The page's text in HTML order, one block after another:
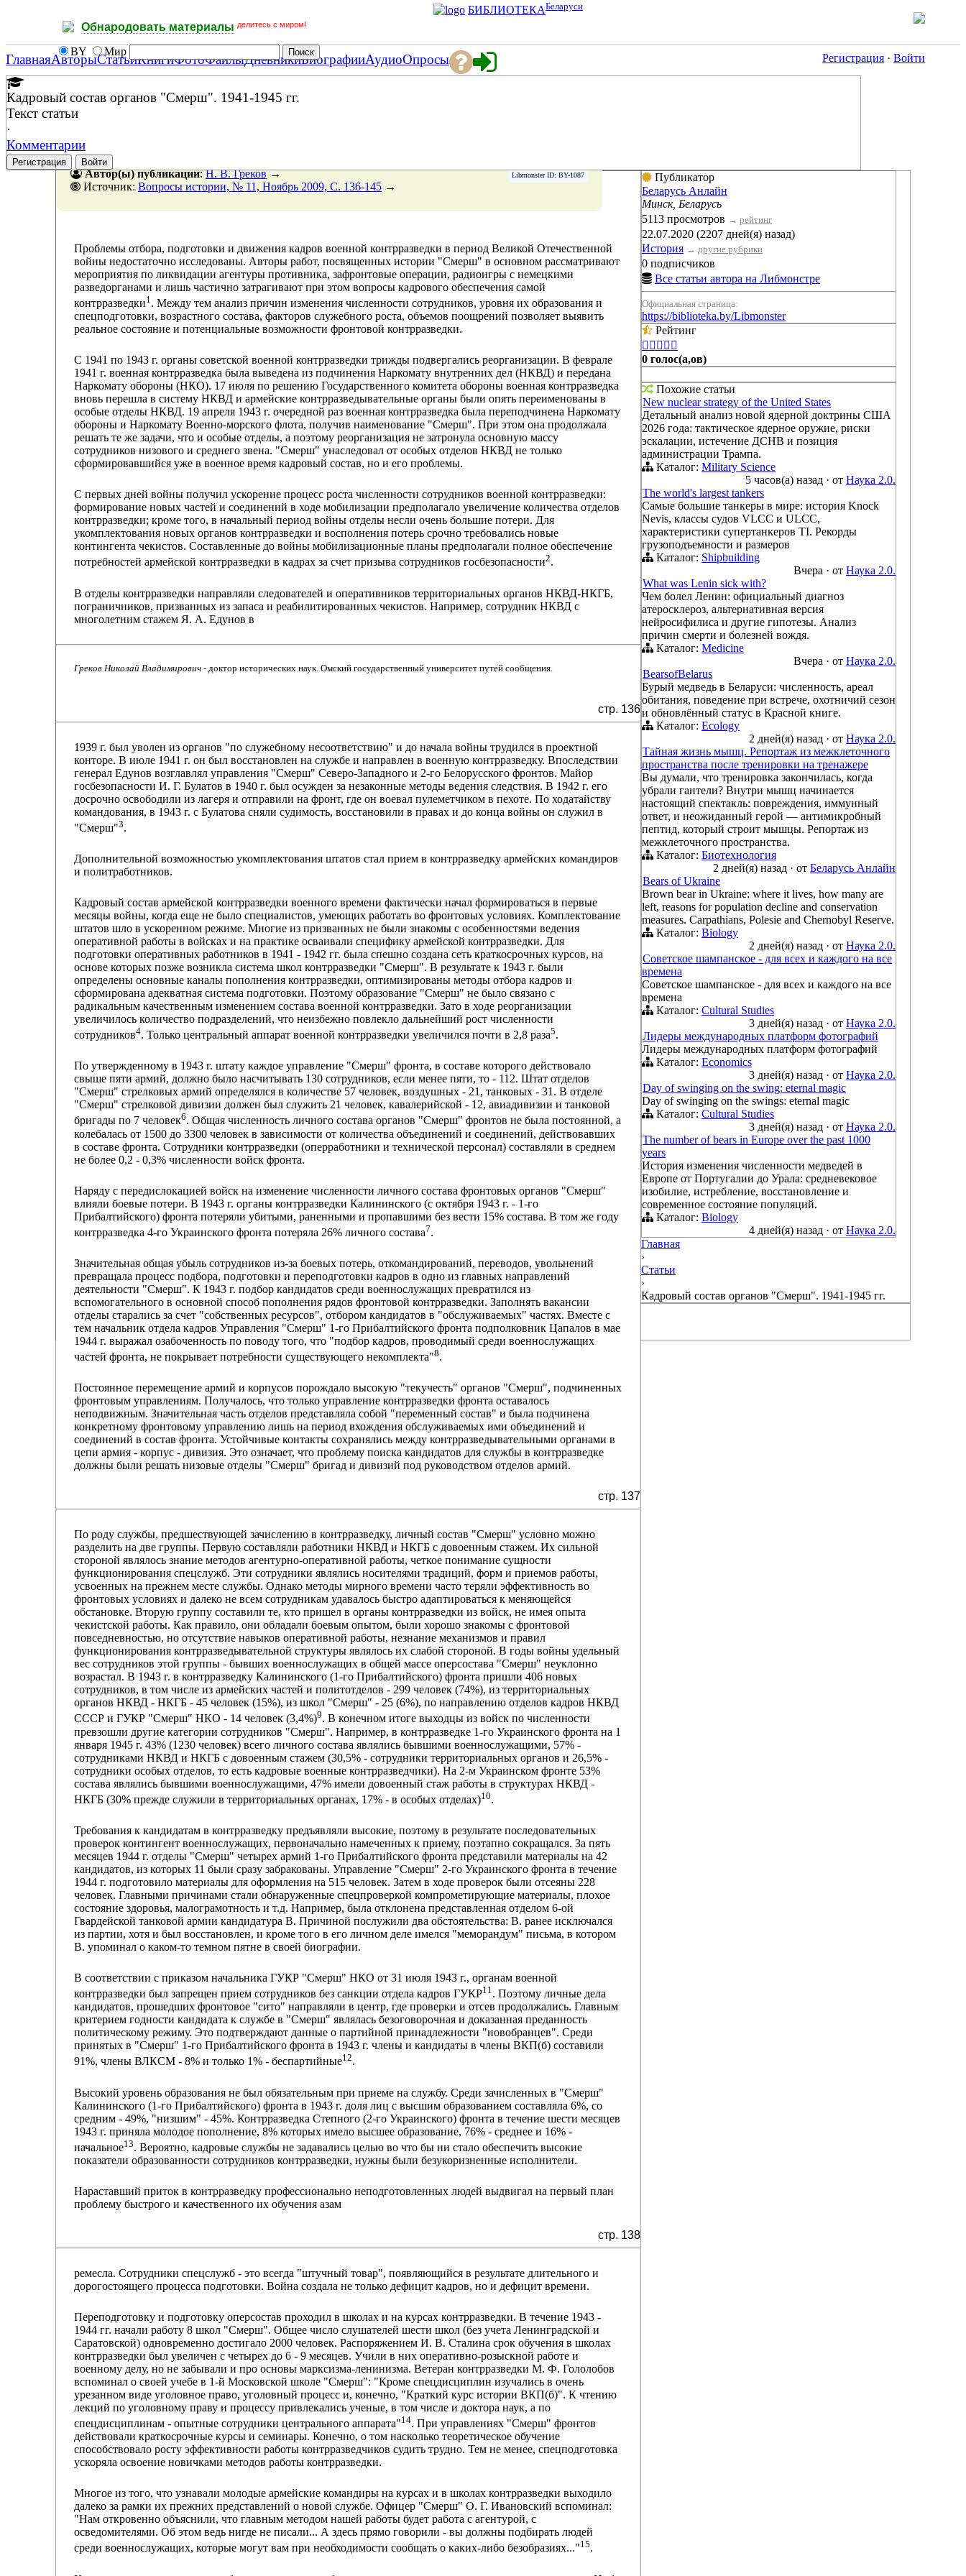
Обнародовать материалы делитесь с миром!
BY Мир
БИБЛИОТЕКАБеларуси
Регистрация · Войти
ГлавнаяАвторыСтатьиКнигиФотоФайлыДневникиБиографииАудиоОпросы
Кадровый состав органов "Смерш". 1941-1945 гг.
Текст статьи
·
Комментарии
Регистрация Войти
Libmonster ID: BY-1087
Автор(ы) публикации:Н. В. Греков→
Источник: Вопросы истории, № 11, Ноябрь 2009, C. 136-145 →
Проблемы отбора, подготовки и движения кадров военной контрразведки в период Великой Отечественной
войны недостаточно исследованы. Авторы работ, посвященных истории "Смерш" в основном рассматривают
мероприятия по ликвидации агентуры противника, зафронтовые операции, радиоигры с немецкими
разведорганами и лишь частично затрагивают при этом вопросы кадрового обеспечения самой
контрразведки1. Между тем анализ причин изменения численности сотрудников, уровня их образования и
спецподготовки, возрастного состава, факторов служебного роста, объемов поощрений позволяет выявить
реальное состояние и потенциальные возможности фронтовой контрразведки.
С 1941 по 1943 г. органы советской военной контрразведки трижды подвергались реорганизации. В феврале
1941 г. военная контрразведка была выведена из подчинения Наркомату внутренних дел (НКВД) и передана
Наркомату обороны (НКО). 17 июля по решению Государственного комитета обороны военная контрразведка
вновь перешла в систему НКВД и армейские контрразведывательные органы были опять переименованы в
особые отделы НКВД. 19 апреля 1943 г. очередной раз военная контрразведка была переподчинена Наркомату
обороны и Наркомату Военно-морского флота, получив наименование "Смерш". При этом она продолжала
решать те же задачи, что и особые отделы, а поэтому реорганизация не затронула основную массу
сотрудников низового и среднего звена. "Смерш" унаследовал от особых отделов НКВД не только
сформировавшийся уже в военное время кадровый состав, но и его проблемы.
С первых дней войны получил ускорение процесс роста численности сотрудников военной контрразведки:
формирование новых частей и соединений в ходе мобилизации предполагало увеличение количества отделов
контрразведки; кроме того, в начальный период войны отделы несли очень большие потери. Для
укомплектования новых органов контрразведки и восполнения потерь срочно требовались новые
контингента чекистов. Составленные до войны мобилизационные планы предполагали полное обеспечение
потребностей армейской контрразведки в кадрах за счет призыва сотрудников госбезопасности2.
В отделы контрразведки направляли следователей и оперативников территориальных органов НКВД-НКГБ,
пограничников, призванных из запаса и реабилитированных чекистов. Например, сотрудник НКВД с
многолетним стажем Я. А. Едунов в
Греков Николай Владимирович - доктор исторических наук. Омский государственный университет путей сообщения.
стр. 136
1939 г. был уволен из органов "по служебному несоответствию" и до начала войны трудился в проектной
конторе. В июле 1941 г. он был восстановлен на службе и направлен в военную контрразведку. Впоследствии
генерал Едунов возглавлял управления "Смерш" Северо-Западного и 2-го Белорусского фронтов. Майор
госбезопасности И. Г. Булатов в 1940 г. был осужден за незаконные методы ведения следствия. В 1942 г. его
досрочно освободили из лагеря и отправили на фронт, где он воевал пулеметчиком в пехоте. По ходатайству
командования, в 1943 г. с Булатова сняли судимость, восстановили в правах и до конца войны он служил в
"Смерш"3.
Дополнительной возможностью укомплектования штатов стал прием в контрразведку армейских командиров
и политработников.
Кадровый состав армейской контрразведки военного времени фактически начал формироваться в первые
месяцы войны, когда еще не было специалистов, умеющих работать во фронтовых условиях. Комплектование
штатов шло в ускоренном режиме. Многие из призванных не были знакомы с особенностями ведения
оперативной работы в войсках и на практике осваивали специфику армейской контрразведки. Для
подготовки оперативных работников в 1941 - 1942 гг. была спешно создана сеть краткосрочных курсов, на
основе которых позже возникла система школ контрразведки "Смерш". В результате к 1943 г. были
определены основные каналы пополнения контрразведки, оптимизированы методы отбора кадров и
сформирована адекватная система подготовки. Поэтому образование "Смерш" не было связано с
радикальным качественным изменением состава военной контрразведки. Зато в ходе реорганизации
увеличилось количество подразделений, что неизбежно повлекло дальнейший рост численности
сотрудников4. Только центральный аппарат военной контрразведки увеличился почти в 2,8 раза5.
По утвержденному в 1943 г. штату каждое управление "Смерш" фронта, в составе которого действовало
свыше пяти армий, должно было насчитывать 130 сотрудников, если менее пяти, то - 112. Штат отделов
"Смерш" стрелковых армий определялся в количестве 57 человек, воздушных - 21, танковых - 31. В отделе
"Смерш" стрелковой дивизии должен был служить 21 человек, кавалерийской - 12, авиадивизии и танковой
бригады по 7 человек6. Общая численность личного состава органов "Смерш" фронтов не была постоянной, а
колебалась от 1500 до 3300 человек в зависимости от количества объединений и соединений, действовавших
в составе фронта. Сотрудники контрразведки (оперработники и технической персонал) составляли в среднем
не более 0,2 - 0,3% численности войск фронта.
Наряду с передислокацией войск на изменение численности личного состава фронтовых органов "Смерш"
влияли боевые потери. В 1943 г. органы контрразведки Калининского (с октября 1943 г. - 1-го
Прибалтийского) фронта потеряли убитыми, раненными и пропавшими без вести 15% состава. В том же году
контрразведка 4-го Украинского фронта потеряла 26% личного состава7.
Значительная общая убыль сотрудников из-за боевых потерь, откомандирований, переводов, увольнений
превращала процесс подбора, подготовки и переподготовки кадров в одно из главных направлений
деятельности "Смерш". К 1943 г. подбор кандидатов среди военнослужащих превратился из
вспомогательного в основной способ пополнения рядов фронтовой контрразведки. Заполнять вакансии
отделы старались за счет "собственных ресурсов", отбором кандидатов в "обслуживаемых" частях. Вместе с
тем начальник отдела кадров Управления "Смерш" 1-го Прибалтийского фронта подполковник Цапалов в мае
1944 г. выражал озабоченность по поводу того, что "подбор кадров, проводимый среди военнослужащих
частей фронта, не покрывает потребности существующего некомплекта"8.
Постоянное перемещение армий и корпусов порождало высокую "текучесть" органов "Смерш", подчиненных
фронтовым управлениям. Получалось, что только управление контрразведки фронта оставалось
неподвижным. Значительная часть отделов представляла собой "переменный состав" и была подчинена
конкретному фронтовому управлению лишь на период вхождения обслуживаемых ими объединений и
соединений в состав фронта. Устойчивые контакты сохранялись между контрразведывательными органами в
цепи армия - корпус - дивизия. Это означает, что проблему поиска кандидатов для службы в контрразведке
должны были решать низовые отделы "Смерш" бригад и дивизий под руководством отделов армий.
стр. 137
По роду службы, предшествующей зачислению в контрразведку, личный состав "Смерш" условно можно
разделить на две группы. Первую составляли работники НКВД и НКГБ с довоенным стажем. Их сильной
стороной являлось знание методов агентурно-оперативной работы, четкое понимание сущности
функционирования спецслужб. Эти сотрудники являлись носителями традиций, форм и приемов работы,
усвоенных на прежнем месте службы. Однако методы мирного времени часто теряли эффективность во
фронтовых условиях и далеко не всем сотрудникам удавалось быстро адаптироваться к меняющейся
обстановке. Вторую группу составили те, кто пришел в органы контрразведки из войск, не имея опыта
чекистской работы. Как правило, они обладали боевым опытом, были хорошо знакомы с фронтовой
повседневностью, но отсутствие навыков оперативной работы, незнание механизмов и правил
функционирования контрразведывательной структуры являлось их слабой стороной. В годы войны удельный
вес сотрудников этой группы - бывших военнослужащих в общей массе оперсостава "Смерш" неуклонно
возрастал. В 1943 г. в контрразведку Калининского (1-го Прибалтийского) фронта пришли 406 новых
сотрудников, в том числе из армейских частей и политотделов - 299 человек (74%), из территориальных
органов НКВД - НКГБ - 45 человек (15%), из школ "Смерш" - 25 (6%), по направлению отделов кадров НКВД
СССР и ГУКР "Смерш" НКО - 14 человек (3,4%)9. В конечном итоге выходцы из войск по численности
превзошли другие категории сотрудников "Смерш". Например, в контрразведке 1-го Украинского фронта на 1
января 1945 г. 43% (1230 человек) всего личного состава являлись бывшими военнослужащими, 57% -
сотрудниками НКВД и НКГБ с довоенным стажем (30,5% - сотрудники территориальных органов и 26,5% -
сотрудники особых отделов, то есть кадровые военные контрразведчики). На 2-м Украинском фронте 53%
состава являлись бывшими военнослужащими, 47% имели довоенный стаж работы в структурах НКВД -
НКГБ (30% прежде служили в территориальных органах, 17% - в особых отделах)10.
Требования к кандидатам в контрразведку предъявляли высокие, поэтому в результате последовательных
проверок контингент военнослужащих, первоначально намеченных к приему, поэтапно сокращался. За пять
месяцев 1944 г. отделы "Смерш" четырех армий 1-го Прибалтийского фронта представили материалы на 42
кандидатов, из которых 11 были сразу забракованы. Управление "Смерш" 2-го Украинского фронта в течение
1944 г. подготовило материалы для оформления на 515 человек. Затем в ходе проверок были отсеяны 228
человек. Главными причинами стали обнаруженные спецпроверкой компрометирующие материалы, плохое
состояние здоровья, малограмотность и т.д. Например, была отклонена представленная отделом 6-ой
Гвардейской танковой армии кандидатура В. Причиной послужили два обстоятельства: В. ранее исключался
из партии, хотя и был восстановлен, и кроме того в его личном деле имелся "меморандум" письма, в котором
В. упоминал о каком-то темном пятне в своей биографии.
В соответствии с приказом начальника ГУКР "Смерш" НКО от 31 июля 1943 г., органам военной
контрразведки был запрещен прием сотрудников без санкции отдела кадров ГУКР11 . Поэтому личные дела
кандидатов, прошедших фронтовое "сито" направляли в центр, где проверки и отсев продолжались. Главным
критерием годности кандидата к службе в "Смерш" являлась безоговорочная и доказанная преданность
политическому режиму. Это подтверждают данные о партийной принадлежности "новобранцев". Среди
принятых в "Смерш" 1-го Прибалтийского фронта в 1943 г. члены и кандидаты в члены ВКП(б) составили
91%, члены ВЛКСМ - 8% и только 1% - беспартийные12.
Высокий уровень образования не был обязательным при приеме на службу. Среди зачисленных в "Смерш"
Калининского (1-го Прибалтийского) фронта в 1943 г. доля лиц с высшим образованием составляла 6%, со
средним - 49%, "низшим" - 45%. Контрразведка Степного (2-го Украинского) фронта в течение шести месяцев
1943 г. приняла молодое пополнение, 8% которых имело высшее образование, 76% - среднее и 16% -
начальное13. Вероятно, кадровые службы не задавались целью во что бы ни стало обеспечить высокие
показатели образованности сотрудников контрразведки, нужны были безукоризненные исполнители.
Нараставший приток в контрразведку профессионально неподготовленных людей выдвигал на первый план
проблему быстрого и качественного их обучения азам
стр. 138
ремесла. Сотрудники спецслужб - это всегда "штучный товар", появляющийся в результате длительного и
дорогостоящего процесса подготовки. Война создала не только дефицит кадров, но и дефицит времени.
Переподготовку и подготовку оперсостав проходил в школах и на курсах контрразведки. В течение 1943 -
1944 гг. начали работу 8 школ "Смерш". Общее число слушателей шести школ (без учета Ленинградской и
Саратовской) одновременно достигало 2000 человек. Распоряжением И. В. Сталина срок обучения в школах
контрразведки был увеличен с четырех до 6 - 9 месяцев. Учили в них оперативно-розыскной работе и
военному делу, но не забывали и про основы марксизма-ленинизма. Ветеран контрразведки М. Ф. Гололобов
вспоминал о своей учебе в 1-й Московской школе "Смерш": "Кроме спецдисциплин изучались в очень
урезанном виде уголовное право, уголовный процесс и, конечно, "Краткий курс истории ВКП(б)". К чтению
лекций по уголовному праву и процессу привлекались ученые, в том числе и доктора наук, а по
спецдисциплинам - опытные сотрудники центрального аппарата"14. При управлениях "Смерш" фронтов
действовали краткосрочные курсы и семинары. Конечно, о том насколько теоретическое обучение
способствовало росту эффективности работы контрразведчиков судить трудно. Тем не менее, спецподготовка
ускоряла освоение новичками методов работы контрразведки.
Многое из того, что узнавали молодые армейские командиры на курсах и в школах контрразведки выходило
далеко за рамки их прежних представлений о новой службе. Офицер "Смерш" О. Г. Ивановский вспоминал:
"Нам откровенно объяснили, что главным методом нашей работы будет работа с агентурой, с
осведомителями. Об этом ведь нигде не писали... А здесь прямо говорили - вы должны подбирать людей
среди военнослужащих, которые могут вам при необходимости сообщать о каких-либо безобразиях..."15.
Публикатор
Беларусь Анлайн
Минск, Беларусь
5113 просмотров → рейтинг
22.07.2020 (2207 дней(я) назад)
История → другие рубрики
0 подписчиков
Все статьи автора на Либмонстре
Официальная страница:
https://biblioteka.by/Libmonster
Рейтинг
    
0 голос(а,ов)
Похожие статьи
New nuclear strategy of the United States
Детальный анализ новой ядерной доктрины США
2026 года: тактическое ядерное оружие, риски
эскалации, истечение ДСНВ и позиция
администрации Трампа.
Каталог: Military Science
5 часов(а) назад · от Наука 2.0.
The world's largest tankers
Самые большие танкеры в мире: история Knock
Nevis, классы судов VLCC и ULCC,
характеристики супертанкеров TI. Рекорды
грузоподъемности и размеров
Каталог: Shipbuilding
Вчера · от Наука 2.0.
What was Lenin sick with?
Чем болел Ленин: официальный диагноз
атеросклероз, альтернативная версия
нейросифилиса и другие гипотезы. Анализ
причин смерти и болезней вождя.
Каталог: Medicine
Вчера · от Наука 2.0.
BearsofBelarus
Бурый медведь в Беларуси: численность, ареал
обитания, поведение при встрече, охотничий сезон
и обновлённый статус в Красной книге.
Каталог: Ecology
2 дней(я) назад · от Наука 2.0.
Тайная жизнь мышц. Репортаж из межклеточного
пространства после тренировки на тренажере
Вы думали, что тренировка закончилась, когда
убрали гантели? Внутри мышц начинается
настоящий спектакль: повреждения, иммунный
ответ, и неожиданный герой — антимикробный
пептид, который строит мышцы. Репортаж из
межклеточного пространства.
Каталог: Биотехнология
2 дней(я) назад · от Беларусь Анлайн
Bears of Ukraine
Brown bear in Ukraine: where it lives, how many are
left, reasons for population decline and conservation
measures. Carpathians, Polesie and Chernobyl Reserve.
Каталог: Biology
2 дней(я) назад · от Наука 2.0.
Советское шампанское - для всех и каждого на все
времена
Советское шампанское - для всех и каждого на все
времена
Каталог: Cultural Studies
3 дней(я) назад · от Наука 2.0.
Лидеры международных платформ фотографий
Лидеры международных платформ фотографий
Каталог: Economics
3 дней(я) назад · от Наука 2.0.
Day of swinging on the swing: eternal magic
Day of swinging on the swings: eternal magic
Каталог: Cultural Studies
3 дней(я) назад · от Наука 2.0.
The number of bears in Europe over the past 1000
years
История изменения численности медведей в
Европе от Португалии до Урала: средневековое
изобилие, истребление, восстановление и
современное состояние популяций.
Каталог: Biology
4 дней(я) назад · от Наука 2.0.
Главная
›
Статьи
›
Кадровый состав органов "Смерш". 1941-1945 гг.